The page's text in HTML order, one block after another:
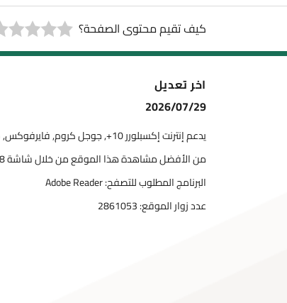
كيف تقيم محتوى الصفحة؟
اخر تعديل
2026/07/29
يدعم إنترنت إكسبلورر 10+, جوجل كروم, فايرفوكس, سفاري
من الأفضل مشاهدة هذا الموقع من خلال شاشة 768 × 1366
البرنامج المطلوب للتصفح: Adobe Reader
عدد زوار الموقع:2861053